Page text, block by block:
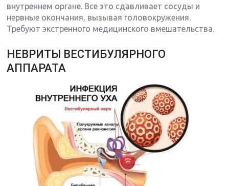
внутреннем органе. Все это сдавливает сосуды и
нервные окончания, вызывая головокружения.
Требуют экстренного медицинского вмешательства.
НЕВРИТЫ ВЕСТИБУЛЯРНОГО
АППАРАТА